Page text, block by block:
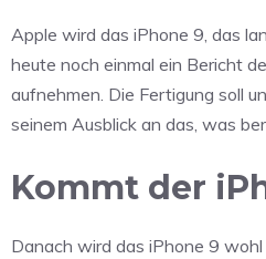
Apple wird das iPhone 9, das
heute noch einmal ein Bericht
aufnehmen. Die Fertigung soll
seinem Ausblick an das, was
Kommt der
Danach wird das iPhone 9